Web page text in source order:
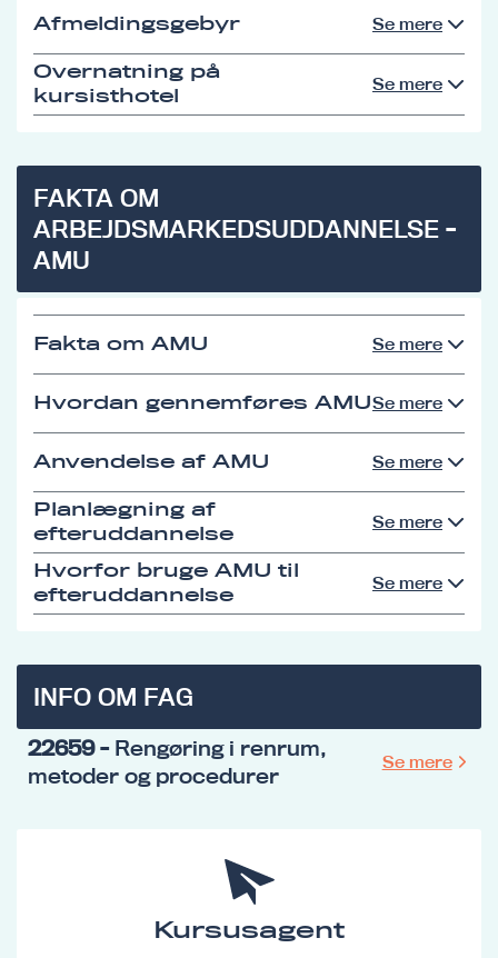
Afmeldingsgebyr Se mere
Overnatning på
kursisthotel
Se mere
FAKTA OM
ARBEJDSMARKEDSUDDANNELSE -
AMU
Fakta om AMU Se mere
Hvordan gennemføres AMUSe mere
Anvendelse af AMU Se mere
Planlægning af
efteruddannelse
Se mere
Hvorfor bruge AMU til
efteruddannelse
Se mere
INFO OM FAG
22659- Rengøring i renrum,
metoder og procedurer
Se mere
Kursusagent